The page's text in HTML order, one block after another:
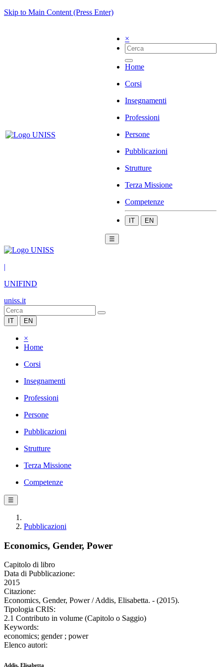
Skip to Main Content (Press Enter)
×
Home
Corsi
Insegnamenti
Professioni
Persone
Pubblicazioni
Strutture
Terza Missione
Competenze
IT EN
☰
|
UNIFIND
uniss.it
IT EN
×
Home
Corsi
Insegnamenti
Professioni
Persone
Pubblicazioni
Strutture
Terza Missione
Competenze
☰
Pubblicazioni
Economics, Gender, Power
Capitolo di libro
Data di Pubblicazione:
2015
Citazione:
Economics, Gender, Power / Addis, Elisabetta. - (2015).
Tipologia CRIS:
2.1 Contributo in volume (Capitolo o Saggio)
Keywords:
economics; gender ; power
Elenco autori:
Addis, Elisabetta